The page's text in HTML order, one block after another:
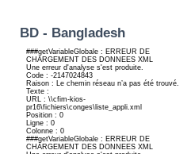
BD - Bangladesh